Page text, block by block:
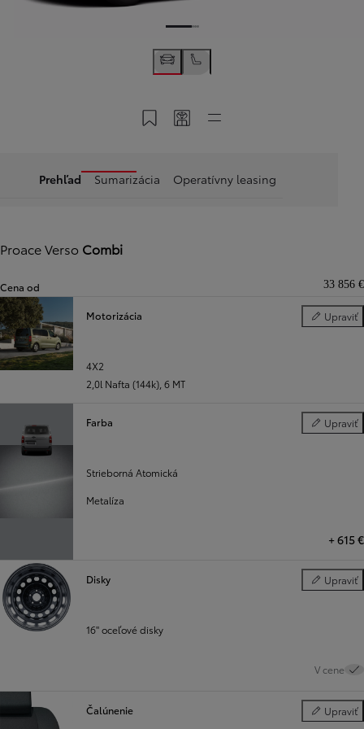
Predchádzajúca stránka
Uložiť do konta Moja Toyota
Zdieľať kód konfigurácie
Prehľad Sumarizácia Operatívny leasing
Proace Verso Combi
Cena od 33 856 €
Motorizácia Upraviť
Motorizácia
4X2
2,0l Nafta (144k), 6 MT
Farba Upraviť
Farba
Strieborná Atomická
Metalíza
+615 €
Disky Upraviť
Disky
16" oceľové disky
V cene
Čalúnenie Upraviť
Čalúnenie